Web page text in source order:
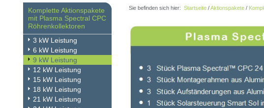
Komplette Aktionspakete
mit Plasma Spectral CPC
Röhrenkollektoren
3 kW Leistung
6 kW Leistung
9 kW Leistung
12 kW Leistung
15 kW Leistung
18 kW Leistung
21 kW Leistung
Sie befinden sich hier: Startseite /Aktionspakete /